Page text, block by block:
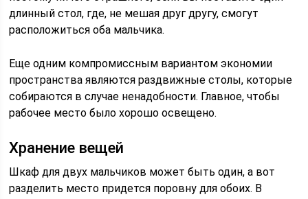
длинный стол, где, не мешая друг другу, смогут
расположиться оба мальчика.
Еще одним компромиссным вариантом экономии
пространства являются раздвижные столы, которые
собираются в случае ненадобности. Главное, чтобы
рабочее место было хорошо освещено.
Хранение вещей
Шкаф для двух мальчиков может быть один, а вот
разделить место придется поровну для обоих. В